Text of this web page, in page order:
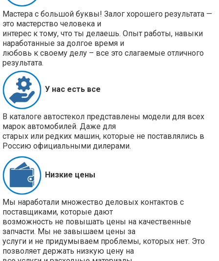
Мастера с большой буквы! Залог хорошего результата —
это мастерство человека и
интерес к тому, что ты делаешь. Опыт работы, навыки
наработанные за долгое время и
любовь к своему делу – все это слагаемые отличного
результата.
У нас есть все
В каталоге автостекол представлены модели для всех
марок автомобилей. Даже для
старых или редких машин, которые не поставлялись в
Россию официальными дилерами.
Низкие цены
Мы наработали множество деловых контактов с
поставщиками, которые дают
возможность не повышать цены на качественные
запчасти. Мы не завышаем цены за
услуги и не придумываем проблемы, которых нет. Это
позволяет держать низкую цену на